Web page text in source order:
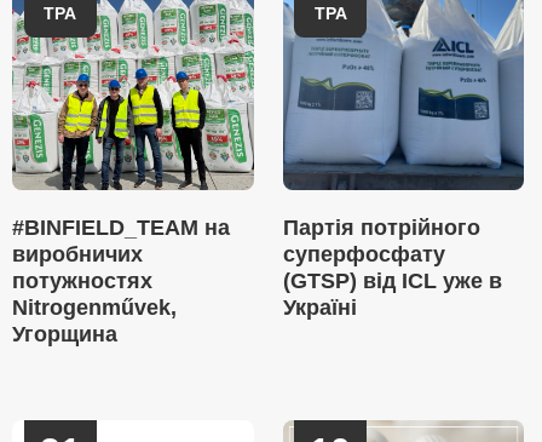
ТРА
#BINFIELD_TEAM на
виробничих
потужностях
Nitrogenművek,
Угорщина
ТРА
Партія потрійного
суперфосфату
(GTSP) від ICL уже в
Україні